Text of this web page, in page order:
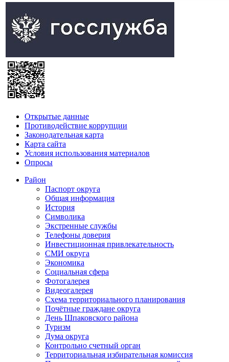
Открытые данные
Противодействие коррупции
Законодательная карта
Карта сайта
Условия использования материалов
Опросы
Район
Паспорт округа
Общая информация
История
Символика
Экстренные службы
Телефоны доверия
Инвестиционная привлекательность
СМИ округа
Экономика
Социальная сфера
Фотогалерея
Видеогалерея
Схема территориального планирования
Почётные граждане округа
День Шпаковского района
Туризм
Дума округа
Контрольно счетный орган
Территориальная избирательная комиссия